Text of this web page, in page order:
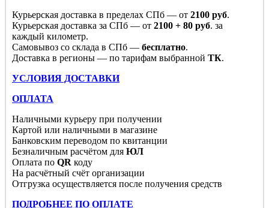
Курьерская доставка в пределах СПб — от 2100 руб.
Курьерская доставка за СПб — от 2100 + 80 руб. за
каждый километр.
Самовывоз со склада в СПб — бесплатно.
Доставка в регионы — по тарифам выбранной ТК.
УСЛОВИЯ ДОСТАВКИ
ОПЛАТА
Наличными курьеру при получении
Картой или наличными в магазине
Банковским переводом по квитанции
Безналичным расчётом для ЮЛ
Оплата по QR коду
На расчётный счёт организации
Отгрузка осуществляется после получения средств
ПОДРОБНЕЕ ПО ОПЛАТЕ